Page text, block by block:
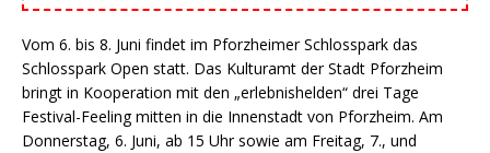
Vom 6. bis 8. Juni findet im Pforzheimer Schlosspark das
Schlosspark Open statt. Das Kulturamt der Stadt Pforzheim
bringt in Kooperation mit den „erlebnishelden“ drei Tage
Festival-Feeling mitten in die Innenstadt von Pforzheim. Am
Donnerstag, 6. Juni, ab 15 Uhr sowie am Freitag, 7., und